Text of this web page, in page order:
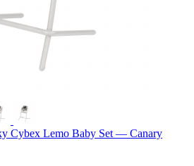
Cybex Lemo Baby Set — Canary